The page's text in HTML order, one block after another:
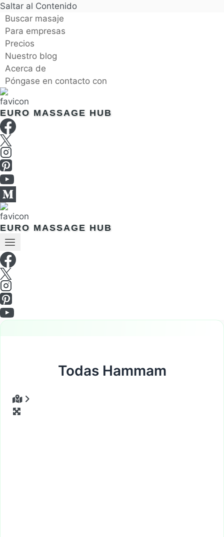
Saltar al Contenido
Buscar masaje
Para empresas
Precios
Nuestro blog
Acerca de
Póngase en contacto con
EURO MASSAGE HUB
EURO MASSAGE HUB
Todas Hammam